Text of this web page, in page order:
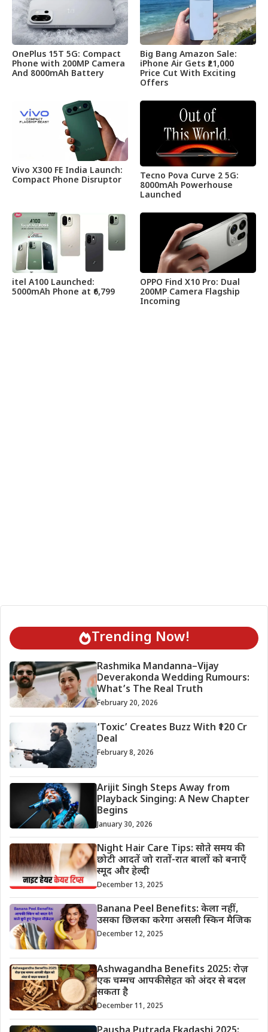
OnePlus 15T 5G: Compact
Phone with 200MP Camera
And 8000mAh Battery
Big Bang Amazon Sale:
iPhone Air Gets ₹21,000
Price Cut With Exciting
Offers
Vivo X300 FE India Launch:
Compact Phone Disruptor
Tecno Pova Curve 2 5G:
8000mAh Powerhouse
Launched
itel A100 Launched:
5000mAh Phone at ₹6,799
OPPO Find X10 Pro: Dual
200MP Camera Flagship
Incoming
Trending Now!
Rashmika Mandanna–Vijay
Deverakonda Wedding Rumours:
What’s The Real Truth
February 20, 2026
‘Toxic’ Creates Buzz With ₹120 Cr
Deal
February 8, 2026
Arijit Singh Steps Away from
Playback Singing: A New Chapter
Begins
January 30, 2026
Night Hair Care Tips: सोते समय की
छोटी आदतें जो रातों-रात बालों को बनाएँ
स्मूद और हेल्दी
December 13, 2025
Banana Peel Benefits: केला नहीं,
उसका छिलका करेगा असली स्किन मैजिक
December 12, 2025
Ashwagandha Benefits 2025: रोज़
एक चम्मच आपकी सेहत को अंदर से बदल
सकता है
December 11, 2025